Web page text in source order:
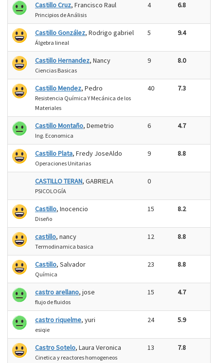
Castillo Cruz, Francisco Raul
Principios de Análisis
4 6.8
Castillo González, Rodrigo gabriel
Álgebra lineal
5 9.4
Castillo Hernandez, Nancy
Ciencias Basicas
9 8.0
Castillo Mendez, Pedro
Resistencia Química Y Mecánica de los
Materiales
40 7.3
Castillo Montaño, Demetrio
Ing. Economica
6 4.7
Castillo Plata, Fredy JoseAldo
Operaciones Unitarias
9 8.8
CASTILLO TERAN, GABRIELA
PSICOLOGÍA
0
Castillo, Inocencio
Diseño
15 8.2
castillo, nancy
Termodinamica basica
12 8.8
Castillo, Salvador
Química
23 8.8
castro arellano, jose
flujo de fluidos
15 4.7
castro riquelme, yuri
esiqie
24 5.9
Castro Sotelo, Laura Veronica
Cinetica y reactores homogeneos
13 7.8